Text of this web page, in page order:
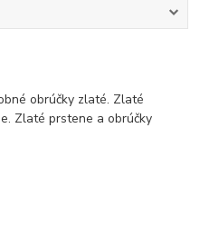
obrúčky zlaté. Zlaté
Zlaté prstene a obrúčky